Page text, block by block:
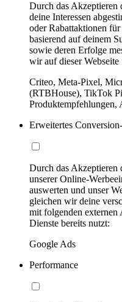
Durch das Akzeptieren
deine Interessen
oder Rabattaktionen
basierend auf deinem
sowie deren Erfolge
wir auf dieser
Criteo, Meta-Pixel,
(RTBHouse), TikTok
Produktempfehlungen,
Erweitertes
Durch das Akzeptieren
unserer Online-
auswerten und unser
gleichen wir deine
mit folgenden externen
Dienste bereits nutzt:
Google Ads
Performance